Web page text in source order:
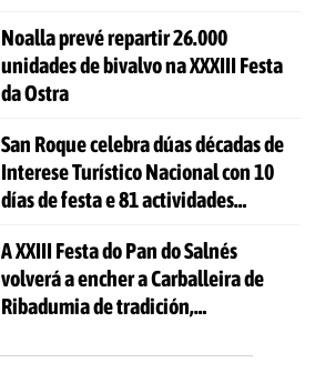
Noalla prevé repartir 26.000
unidades de bivalvo na XXXIII Festa
da Ostra
San Roque celebra dúas décadas de
Interese Turístico Nacional con 10
días de festa e 81 actividades
A XXIII Festa do Pan do Salnés
volverá a encher a Carballeira de
Ribadumia de tradición,
todas as idades